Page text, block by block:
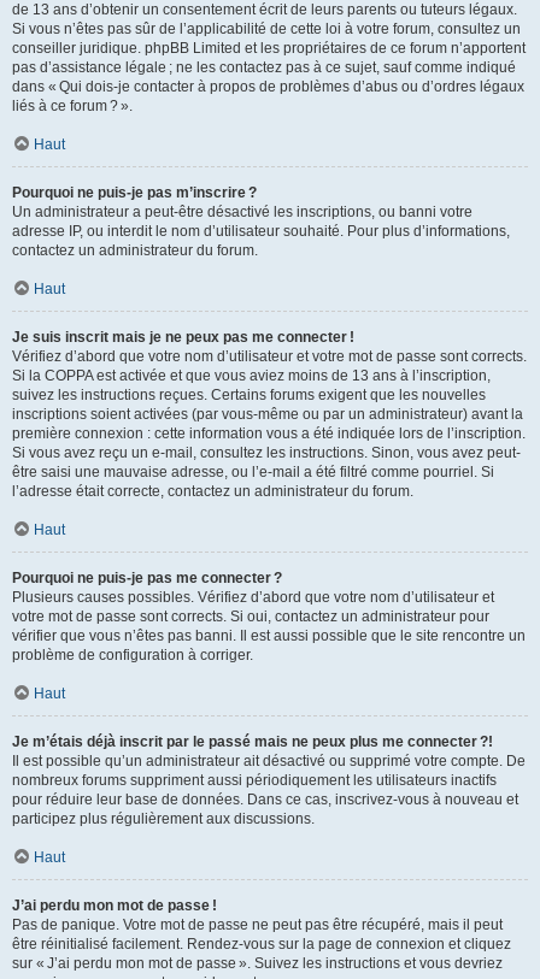
de 13 ans d’obtenir un consentement écrit de leurs parents ou tuteurs légaux.
Si vous n’êtes pas sûr de l’applicabilité de cette loi à votre forum, consultez un
conseiller juridique. phpBB Limited et les propriétaires de ce forum n’apportent
pas d’assistance légale ; ne les contactez pas à ce sujet, sauf comme indiqué
dans « Qui dois-je contacter à propos de problèmes d’abus ou d’ordres légaux
liés à ce forum ? ».
Haut
Pourquoi ne puis-je pas m’inscrire ?
Un administrateur a peut-être désactivé les inscriptions, ou banni votre
adresse IP, ou interdit le nom d’utilisateur souhaité. Pour plus d’informations,
contactez un administrateur du forum.
Haut
Je suis inscrit mais je ne peux pas me connecter !
Vérifiez d’abord que votre nom d’utilisateur et votre mot de passe sont corrects.
Si la COPPA est activée et que vous aviez moins de 13 ans à l’inscription,
suivez les instructions reçues. Certains forums exigent que les nouvelles
inscriptions soient activées (par vous-même ou par un administrateur) avant la
première connexion : cette information vous a été indiquée lors de l’inscription.
Si vous avez reçu un e-mail, consultez les instructions. Sinon, vous avez peut-
être saisi une mauvaise adresse, ou l’e-mail a été filtré comme pourriel. Si
l’adresse était correcte, contactez un administrateur du forum.
Haut
Pourquoi ne puis-je pas me connecter ?
Plusieurs causes possibles. Vérifiez d’abord que votre nom d’utilisateur et
votre mot de passe sont corrects. Si oui, contactez un administrateur pour
vérifier que vous n’êtes pas banni. Il est aussi possible que le site rencontre un
problème de configuration à corriger.
Haut
Je m’étais déjà inscrit par le passé mais ne peux plus me connecter ?!
Il est possible qu’un administrateur ait désactivé ou supprimé votre compte. De
nombreux forums suppriment aussi périodiquement les utilisateurs inactifs
pour réduire leur base de données. Dans ce cas, inscrivez-vous à nouveau et
participez plus régulièrement aux discussions.
Haut
J’ai perdu mon mot de passe !
Pas de panique. Votre mot de passe ne peut pas être récupéré, mais il peut
être réinitialisé facilement. Rendez-vous sur la page de connexion et cliquez
sur « J’ai perdu mon mot de passe ». Suivez les instructions et vous devriez